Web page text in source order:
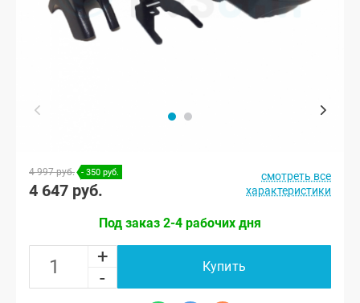
4 997 руб. - 350 руб.
4 647 руб.
смотреть все
характеристики
Под заказ 2-4 рабочих дня
+
-
Купить